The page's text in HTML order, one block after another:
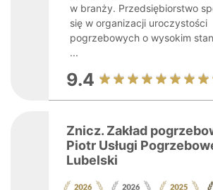
w branży. Przedsiębiorstwo
się w organizacji uroczystości
pogrzebowych o wysokim
...
9.4
Znicz. Zakład
Piotr Usługi
Lubelski